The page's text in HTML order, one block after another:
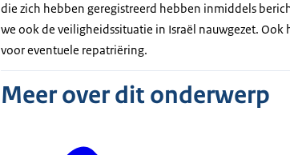
die zich hebben geregistreerd hebben inmiddels
we ook de veiligheidssituatie in Israël nauwgezet.
voor eventuele repatriëring.
Meer over dit onderwerp